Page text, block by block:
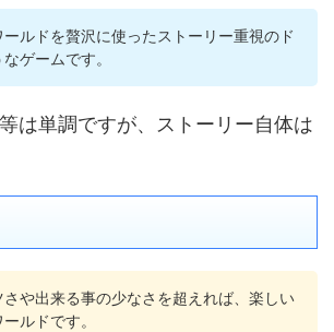
ールドを贅沢に使ったストーリー重視のド
ゲームです。
は単調ですが、ストーリー自体は
さや出来る事の少なさを超えれば、楽しい
ルドです。